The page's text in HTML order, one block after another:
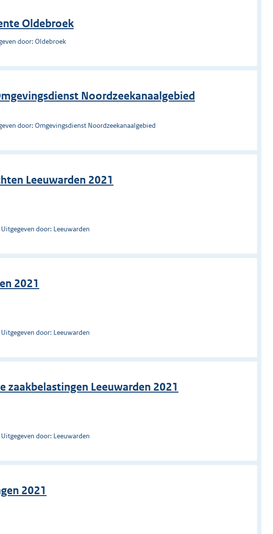
Oldebroek
door: Oldebroek
Noordzeekanaalgebied
door: Omgevingsdienst Noordzeekanaalgebied
Leeuwarden 2021
Uitgegeven door: Leeuwarden
2021
Uitgegeven door: Leeuwarden
zaakbelastingen Leeuwarden 2021
Uitgegeven door: Leeuwarden
2021